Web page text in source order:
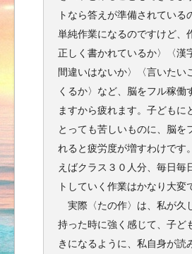
トなら答えが準備されている
単純作業になるのですけど、
正しく書かれているか〉〈漢
間違いはないか〉〈言いたい
くるか〉など、脳をフル稼働
ますから疲れます。子どもに
とっても苦しいものに、脳を
れると疲労度が増すわけです
えばクラス３０人分、毎日毎
トしていく作業はかなり大変
実際〈たの作〉は、私が久
持った時に強く感じて、子ど
きになるように、私自身が読